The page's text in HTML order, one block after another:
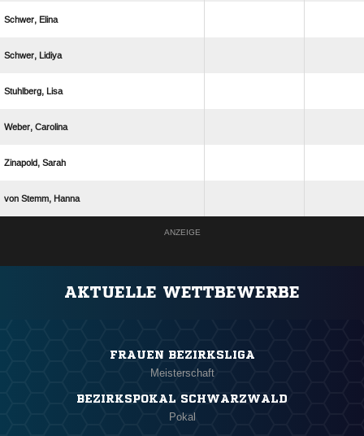
 
 
 
 
 
  
ANZEIGE
AKTUELLE WETTBEWERBE
FRAUEN BEZIRKSLIGA
Meisterschaft
BEZIRKSPOKAL SCHWARZWALD
Pokal